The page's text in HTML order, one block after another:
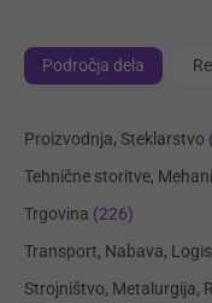
Področja dela
Proizvodnja, Steklarstvo
Tehnične storitve,
Trgovina (226)
Transport, Nabava,
Strojništvo, Metalurgija,